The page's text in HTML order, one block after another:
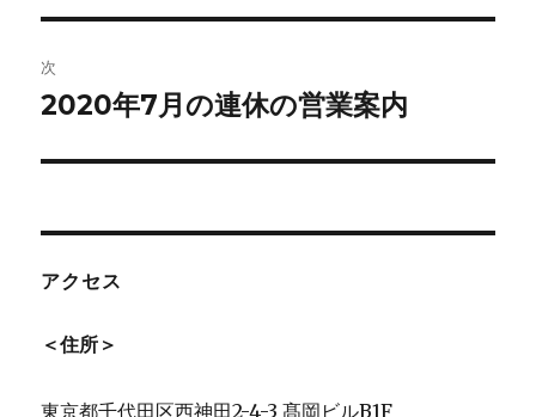
ビ
ゲ
ー
投
稿:
次
次
投
2020年7月の連休の営業案内
アクセス
＜住所＞
東京都千代田区西神田2-4-3 髙岡ビルB1F